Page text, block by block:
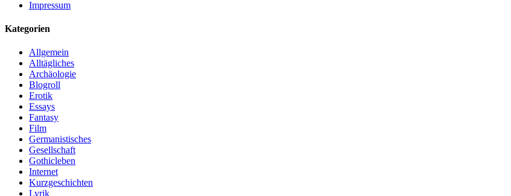
Impressum
Kategorien
Allgemein
Alltägliches
Archäologie
Blogroll
Erotik
Essays
Fantasy
Film
Germanistisches
Gesellschaft
Gothicleben
Internet
Kurzgeschichten
Lyrik